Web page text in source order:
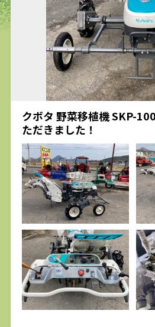
クボタ 野菜移植機 SKP-
ただきました！